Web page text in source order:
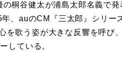
桐谷健太が浦島太郎名義で発
年、auのCM『三太郎』シリー
を歌う姿が大きな反響を呼び
している。